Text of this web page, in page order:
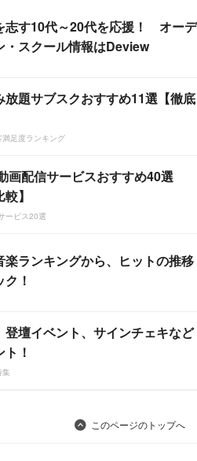
志す10代～20代を応援！ オーデ
・スクール情報はDeview
放題サブスクおすすめ11選【徹底
満足度ランキング
画配信サービスおすすめ40選
較】
ービス20選
楽ランキングから、ヒットの推移
！
登壇イベント、サインチェキなど
！
集
このページのトップへ